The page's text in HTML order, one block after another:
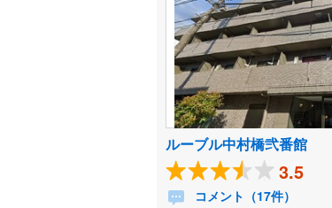
ルーブル中村橋弐番館
3.5
コメント（17件）